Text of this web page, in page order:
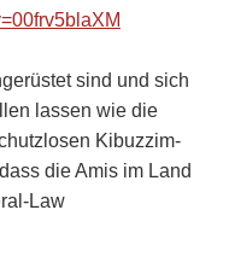
sind und sich
lassen wie die
Kibuzzim-
die Amis im Land
Law